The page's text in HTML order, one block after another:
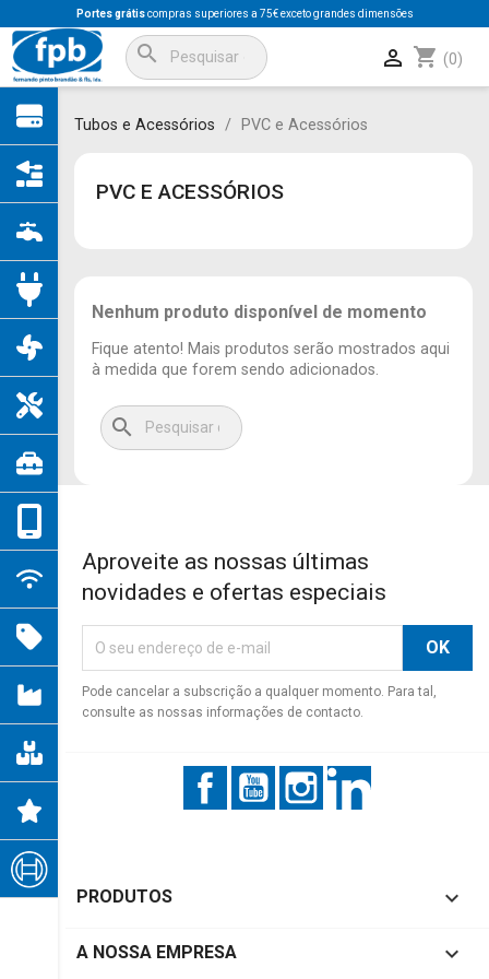
Adicionar à Lista de desejos ×
add_circle_outline
Criar lista de desejos
Criar lista de desejos
((modalTitle)) ×
((confirmMessage))
((cancelText)) ((modalDeleteText))
Entrar ×
sua lista de desejos.
Cancelar
Portes grátiscompras superiores a 75€ exceto grandes dimensões
search shopping_cart (0)

Tubos e Acessórios PVC e Acessórios
PVC E ACESSÓRIOS
Nenhum produto disponível de momento
Fique atento! Mais produtos serão mostrados aqui
à medida que forem sendo adicionados.
search
Aproveite as nossas últimas
novidades e ofertas especiais
Pode cancelar a subscrição a qualquer momento. Para tal,
consulte as nossas informações de contacto.
FacebookYouTubeInstagram
PRODUTOS 
A NOSSA EMPRESA 